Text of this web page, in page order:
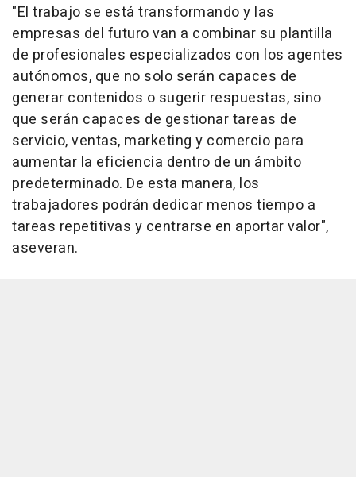
"El trabajo se está transformando y las
empresas del futuro van a combinar su plantilla
de profesionales especializados con los agentes
autónomos, que no solo serán capaces de
generar contenidos o sugerir respuestas, sino
que serán capaces de gestionar tareas de
servicio, ventas, marketing y comercio para
aumentar la eficiencia dentro de un ámbito
predeterminado. De esta manera, los
trabajadores podrán dedicar menos tiempo a
tareas repetitivas y centrarse en aportar valor",
aseveran.